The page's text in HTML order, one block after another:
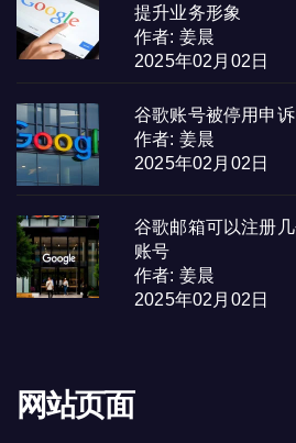
提升业务形象
作者: 姜晨
2025年02月02日
谷歌账号被停用申
作者: 姜晨
2025年02月02日
谷歌邮箱可以注册
账号
作者: 姜晨
2025年02月02日
网站页面